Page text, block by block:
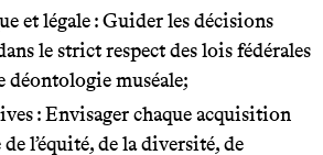
et légale : Guider les décisions
le strict respect des lois fédérales
déontologie muséale;
: Envisager chaque acquisition
l’équité, de la diversité, de